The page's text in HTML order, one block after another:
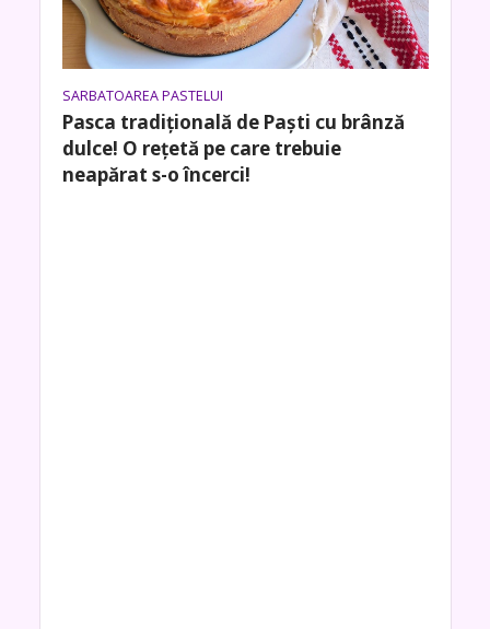
SARBATOAREA PASTELUI
Pasca tradițională de Paști cu brânză
dulce! O rețetă pe care trebuie
neapărat s-o încerci!